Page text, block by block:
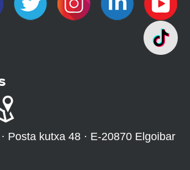
Posta kutxa 48 · E-20870 Elgoibar